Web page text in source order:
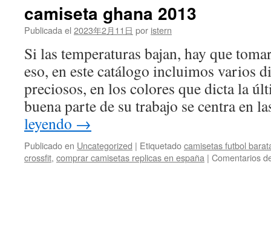
camiseta ghana 2013
Publicada el 2023年2月11日 por istern
Si las temperaturas bajan, hay que
eso, en este catálogo incluimos varios
preciosos, en los colores que dicta la
buena parte de su trabajo se centra en
leyendo →
Publicado en Uncategorized | Etiquetadocamisetas futbol
crossfit, comprar camisetas replicas en españa | Comentarios